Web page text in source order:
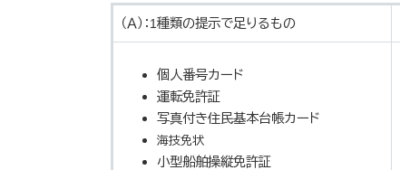
（Ａ）：1種類の提示で足りるもの
個人番号カード
運転免許証
写真付き住民基本台帳カード
海技免状
小型船舶操縦免許証